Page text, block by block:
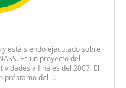
está siendo ejecutado sobre
Es un proyecto del
a finales del 2007. El
préstamo del ...